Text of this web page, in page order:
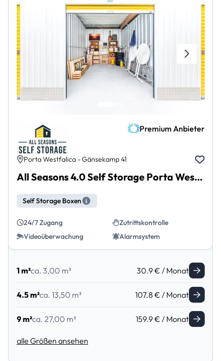
Premium Anbieter
Porta Westfalica - Gänsekamp 41
All Seasons 4.0 Self Storage Porta Westfalica Hausberge
Self Storage Boxen
24/7 Zugang
Zutrittskontrolle
Videoüberwachung
Alarmsystem
1 m²ca. 3,00 m³ 30.9 € / Monat
4.5 m²ca. 13,50 m³ 107.8 € / Monat
9 m²ca. 27,00 m³ 159.9 € / Monat
alle Größen ansehen